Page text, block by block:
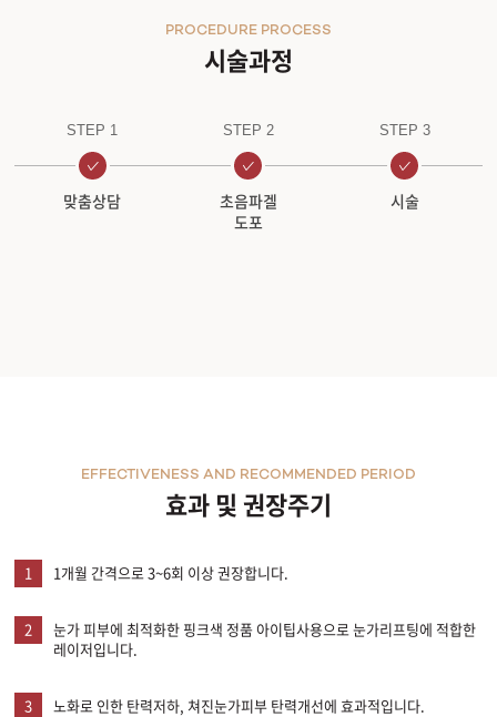
시술과정
PROCEDURE PROCESS
STEP 1
맞춤상담
STEP 2
초음파겔
도포
STEP 3
시술
효과 및 권장주기
EFFECTIVENESS AND RECOMMENDED PERIOD
1 1개월 간격으로 3~6회 이상 권장합니다.
2
눈가 피부에 최적화한 핑크색 정품 아이팁사용으로 눈가리프팅에 적합한
레이저입니다.
3 노화로 인한 탄력저하, 쳐진눈가피부 탄력개선에 효과적입니다.